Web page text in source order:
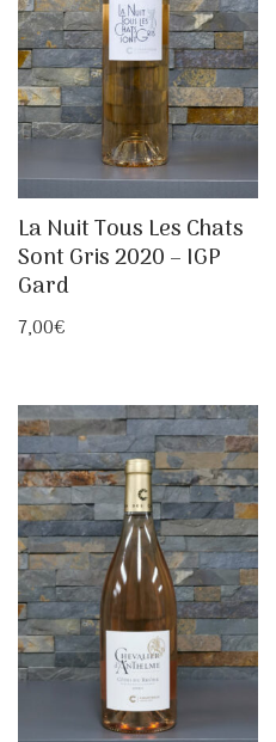
La Nuit Tous Les Chats
Sont Gris 2020 – IGP
Gard
7,00€